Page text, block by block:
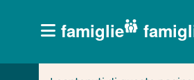
CURRENT SECTION PER LE
CURRENT SECTION PER LE
HAUPTNAVIGATION
(BÜRGERBEREICH
famiglie